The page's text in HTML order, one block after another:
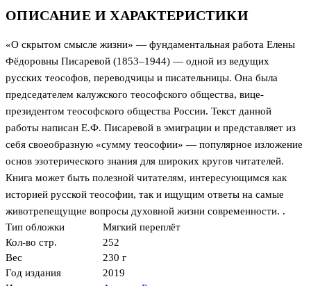
ОПИСАНИЕ И ХАРАКТЕРИСТИКИ
«О скрытом смысле жизни» — фундаментальная работа Елены
Фёдоровны Писаревой (1853–1944) — одной из ведущих
русских теософов, переводчицы и писательницы. Она была
председателем калужского теософского общества, вице-
президентом теософского общества России. Текст данной
работы написан Е.Ф. Писаревой в эмиграции и представляет из
себя своеобразную «сумму теософии» — популярное изложение
основ эзотерического знания для широких кругов читателей.
Книга может быть полезной читателям, интересующимся как
историей русской теософии, так и ищущим ответы на самые
животрепещущие вопросы духовной жизни современности. .
Тип обложки
Мягкий переплёт
Кол-во стр.
252
Вес
230 г
Год издания
2019